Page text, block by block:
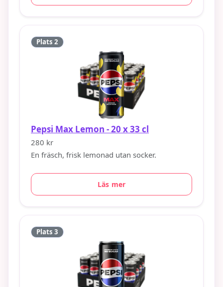
Plats 2
Pepsi Max Lemon - 20 x 33 cl
280 kr
En fräsch, frisk lemonad utan socker.
Läs mer
Plats 3